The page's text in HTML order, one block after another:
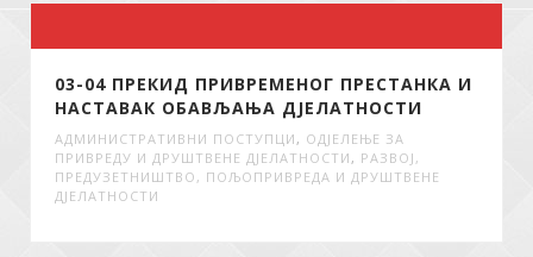
03-04 ПРЕКИД ПРИВРЕМЕНОГ ПРЕСТАНКА И
НАСТАВАК ОБАВЉАЊА ДЈЕЛАТНОСТИ
АДМИНИСТРАТИВНИ ПОСТУПЦИ , ОДЈЕЛЕЊЕ ЗА
ПРИВРЕДУ И ДРУШТВЕНЕ ДЈЕЛАТНОСТИ , РАЗВОЈ,
ПРЕДУЗЕТНИШТВО, ПОЉОПРИВРЕДА И ДРУШТВЕНЕ
ДЈЕЛАТНОСТИ